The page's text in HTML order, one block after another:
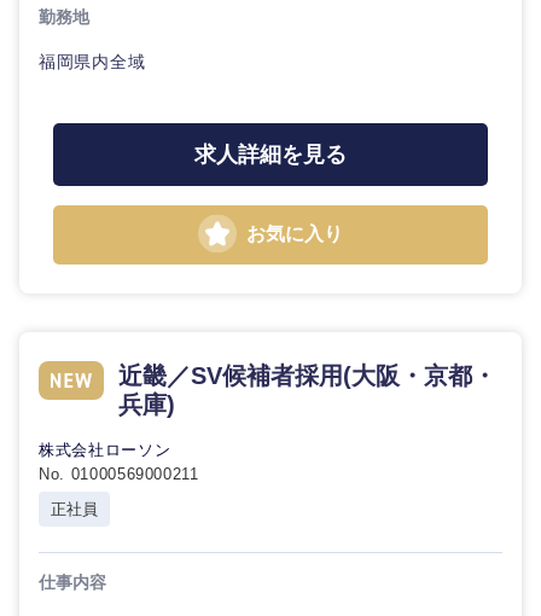
勤務地
福岡県内全域
求人詳細を見る
お気に入り
近畿／SV候補者採用(大阪・京都・
兵庫)
株式会社ローソン
No. 01000569000211
正社員
仕事内容